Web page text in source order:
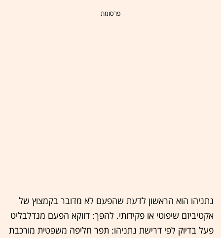
- פרסומת -
נתניהו הוא הראשון לדעת שהפעם לא מדובר בקמצוץ של
אקטיביזם שיפוטי או פקידותי. להפך: דווקא הפעם מנדלבליט
פעל בדיוק לפי דרישת נתניהו: תפר חליפה משפטית מורכבת